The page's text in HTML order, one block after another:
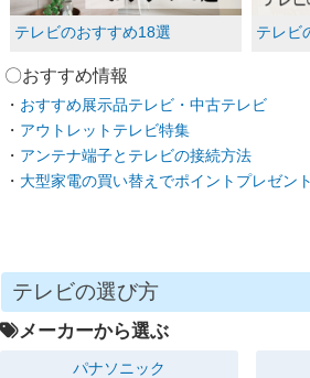
テレビのおすすめ18選 テレビ
〇おすすめ情報
おすすめ展示品テレビ・中古テレビ
アウトレットテレビ特集
アンテナ端子とテレビの接続方法
大型家電の買い替えでポイントプレゼント
テレビの選び方
メーカーから選ぶ
パナソニック